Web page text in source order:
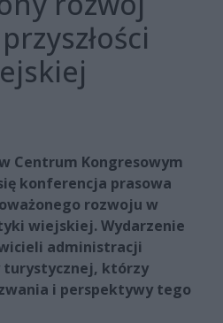
Centrum Kongresowym
konferencja prasowa
rozwoju w
wiejskiej. Wydarzenie
administracji
turystycznej, którzy
i perspektywy tego